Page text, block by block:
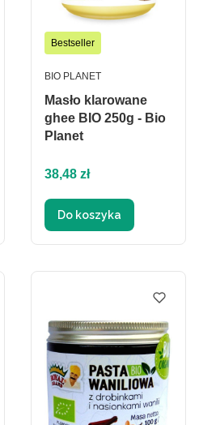
Bestseller
Masło klarowane
ghee BIO 250g - Bio
Planet
PRODUCENT
BIO PLANET
Cena
38,48 zł
Do koszyka